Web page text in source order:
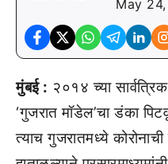
May
मुंबई : २०१४ च्या
‘गुजरात मॉडेल’चा डंका
त्याच गुजरातमध्ये